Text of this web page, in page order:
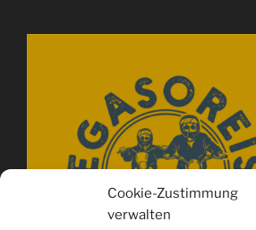
Cookie-Zustimmung
verwalten